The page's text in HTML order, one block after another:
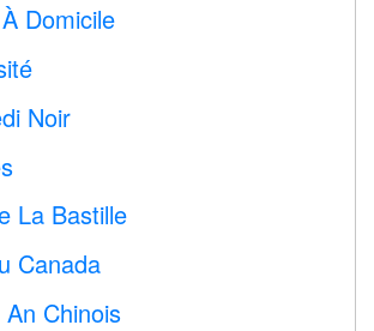
Domicile
Noir
La Bastille
Canada
Chinois